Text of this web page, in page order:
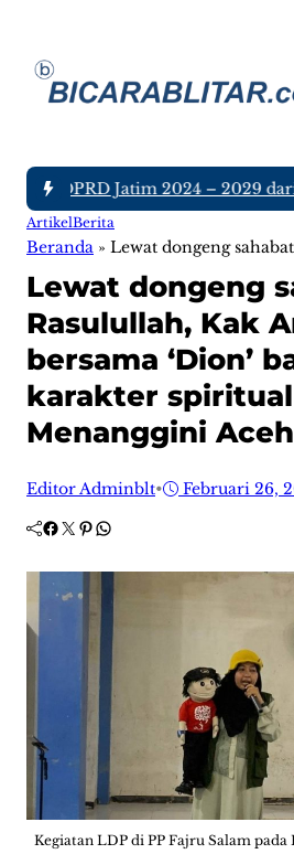
DPRD Jatim 2024 – 2029 dari
ArtikelBerita
Beranda » Lewat dongeng
Lewat dongeng
Rasulullah, Kak
bersama ‘Dion’
karakter
Menanggini
Editor Adminblt• Februari 26,
Facebook Twitter Pinterest WhatsApp
Kegiatan LDP di PP Fajru Salam